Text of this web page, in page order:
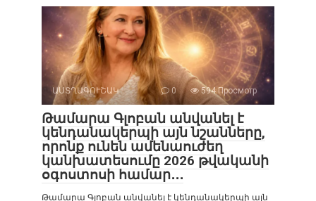
ԱՍՏՂԱԳՈՒՇԱԿ 0 594 Просмотр
Թամարա Գլոբան անվանել է
կենդանակերպի այն նշանները,
որոնք ունեն ամենաուժեղ
կանխատեսումը 2026 թվականի
օգոստոսի համար․․․
Թամարա Գլոբան անվանել է կենդանակերպի այն